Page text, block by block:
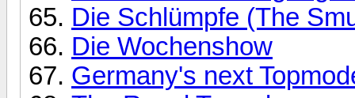
Die Schlümpfe (The
Die Wochenshow
Germany's next